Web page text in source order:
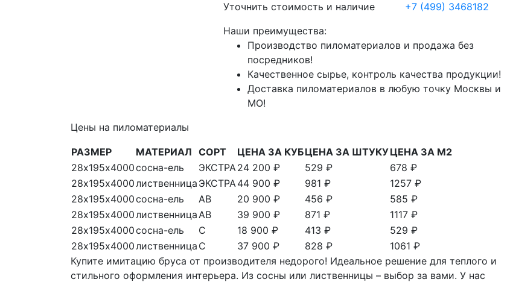
Уточнить стоимость и наличие
+7 (499) 3468182
Наши преимущества:
Производство пиломатериалов и продажа без
посредников!
Качественное сырье, контроль качества продукции!
Доставка пиломатериалов в любую точку Москвы и
МО!
Цены на пиломатериалы
РАЗМЕР МАТЕРИАЛ СОРТ ЦЕНА ЗА КУБЦЕНА ЗА ШТУКУЦЕНА ЗА М2
28х195х4000сосна-ель ЭКСТРА24 200 ₽ 529 ₽
678 ₽
28х195х4000лиственница ЭКСТРА44 900 ₽ 981 ₽
1257 ₽
28х195х4000сосна-ель АВ 20 900 ₽ 456 ₽
585 ₽
28х195х4000лиственницаАВ 39 900 ₽ 871 ₽
1117 ₽
28х195х4000сосна-ель С 18 900 ₽ 413 ₽
529 ₽
28х195х4000лиственница С 37 900 ₽ 828 ₽
1061 ₽
Купите имитацию бруса от производителя недорого! Идеальное решение для теплого и
стильного оформления интерьера. Из сосны или лиственницы – выбор за вами. У нас